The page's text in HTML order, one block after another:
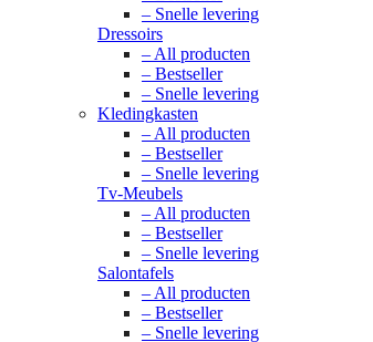
– Snelle levering
Dressoirs
– All producten
– Bestseller
– Snelle levering
Kledingkasten
– All producten
– Bestseller
– Snelle levering
Tv-Meubels
– All producten
– Bestseller
– Snelle levering
Salontafels
– All producten
– Bestseller
– Snelle levering